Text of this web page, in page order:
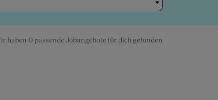
haben 0 passende Jobangebote für dich gefunden